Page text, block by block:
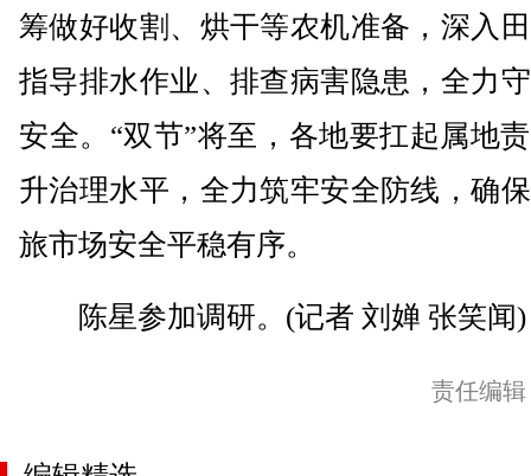
筹做好收割、烘干等农机准备，深入
指导排水作业、排查病害隐患，全力
安全。“双节”将至，各地要扛起属地
升治理水平，全力筑牢安全防线，确
旅市场安全平稳有序。
陈星参加调研。(记者 刘婵 张笑闻)
责任编